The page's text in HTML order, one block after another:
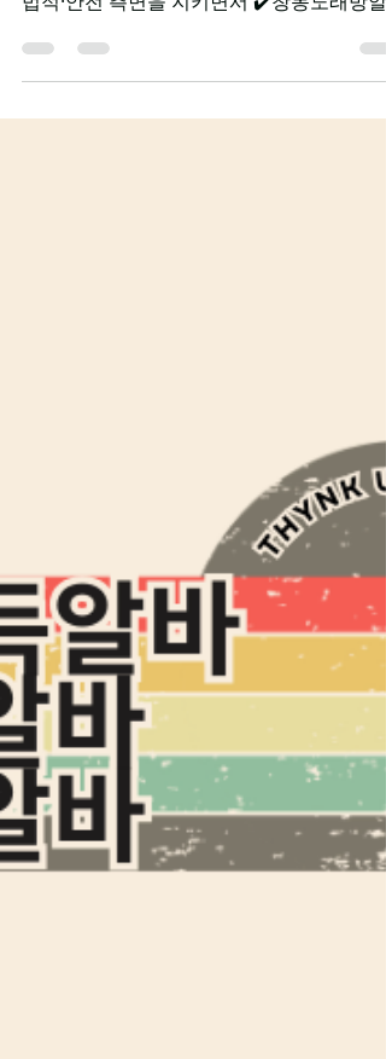
창동노래방알바 도우미
창동 노래방알바 도우미 알바 수입에 대해 아
일은대한민국 법령 상 불법 영업·성매매 에
당하며그런 경우 수입 여부와 상관없이 법적
처벌 대상입니다. 즉, 아래 설명은 합법적으
운영되는 업소에서의 접객·응대 중심 일자리
를 기준으로 합니다. 2. 수입 구조의 기본 창
노래방 도우미 알바 수입은 보통 다음과 같은
구조를 갖습니다: ✅ 기본 시급 매장과 업종에
따라 매우 다양 보통 기본 시급 +